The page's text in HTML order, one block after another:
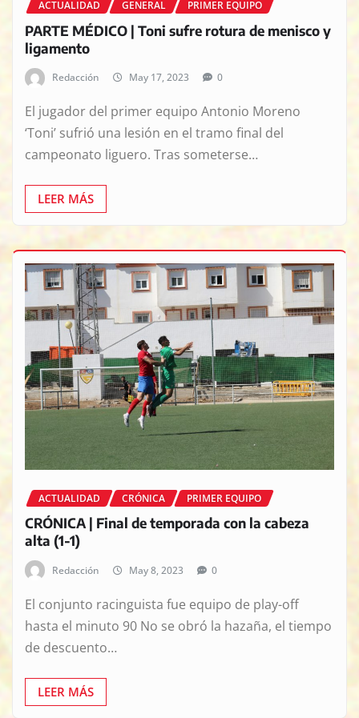
ACTUALIDAD GENERAL PRIMER EQUIPO
PARTE MÉDICO | Toni sufre rotura de menisco y
ligamento
Redacción May 17, 2023 0
El jugador del primer equipo Antonio Moreno
‘Toni’ sufrió una lesión en el tramo final del
campeonato liguero. Tras someterse…
LEER MÁS
ACTUALIDAD CRÓNICA PRIMER EQUIPO
CRÓNICA | Final de temporada con la cabeza
alta (1-1)
Redacción May 8, 2023 0
El conjunto racinguista fue equipo de play-off
hasta el minuto 90 No se obró la hazaña, el tiempo
de descuento…
LEER MÁS